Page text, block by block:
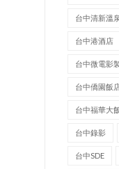
台中清新溫
台中港酒店
台中微電影
台中僑園飯
台中福華大
台中錄影
台中SDE